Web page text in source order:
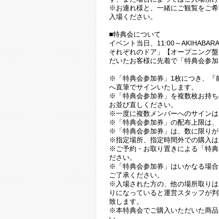
※お連れ様と、一緒にご観覧をご
入場ください。
■特典会について
イベント当日、11:00～
それぞれのドア」【オープニング
だいたお客様に先着で「特典会参
※「特典会参加券」1枚につき、『
へ直筆でサインいたします。
※「特典会参加券」を複数枚お持
お並び直しください。
※一度に複数メンバーへのサイン
※「特典会参加券」の配布上限は
※「特典会参加券」は、数に限り
※指定場所、指定時間外での購入
※ご予約・お取り置きによる「特
ださい。
※「特典会参加券」はいかなる場
ご了承ください。
※入場された方の、他の場所取り
りになっていると運営スタッフが
致します。
※本特典会でご購入いただいた商